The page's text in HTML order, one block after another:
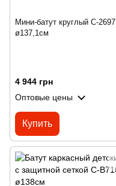
Мини-батут круглый C-2697
ø137,1см
4 944 грн
Оптовые цены
Купить